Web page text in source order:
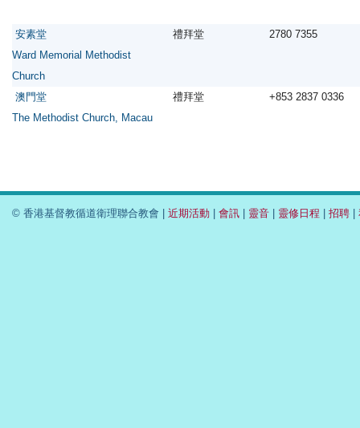
安素堂
Ward Memorial Methodist
Church
禮拜堂 2780 7355
澳門堂
The Methodist Church, Macau
禮拜堂 +853 2837 0336
© 香港基督教循道衛理聯合教會 | 近期活動 | 會訊 | 靈音 | 靈修日程 | 招聘 |